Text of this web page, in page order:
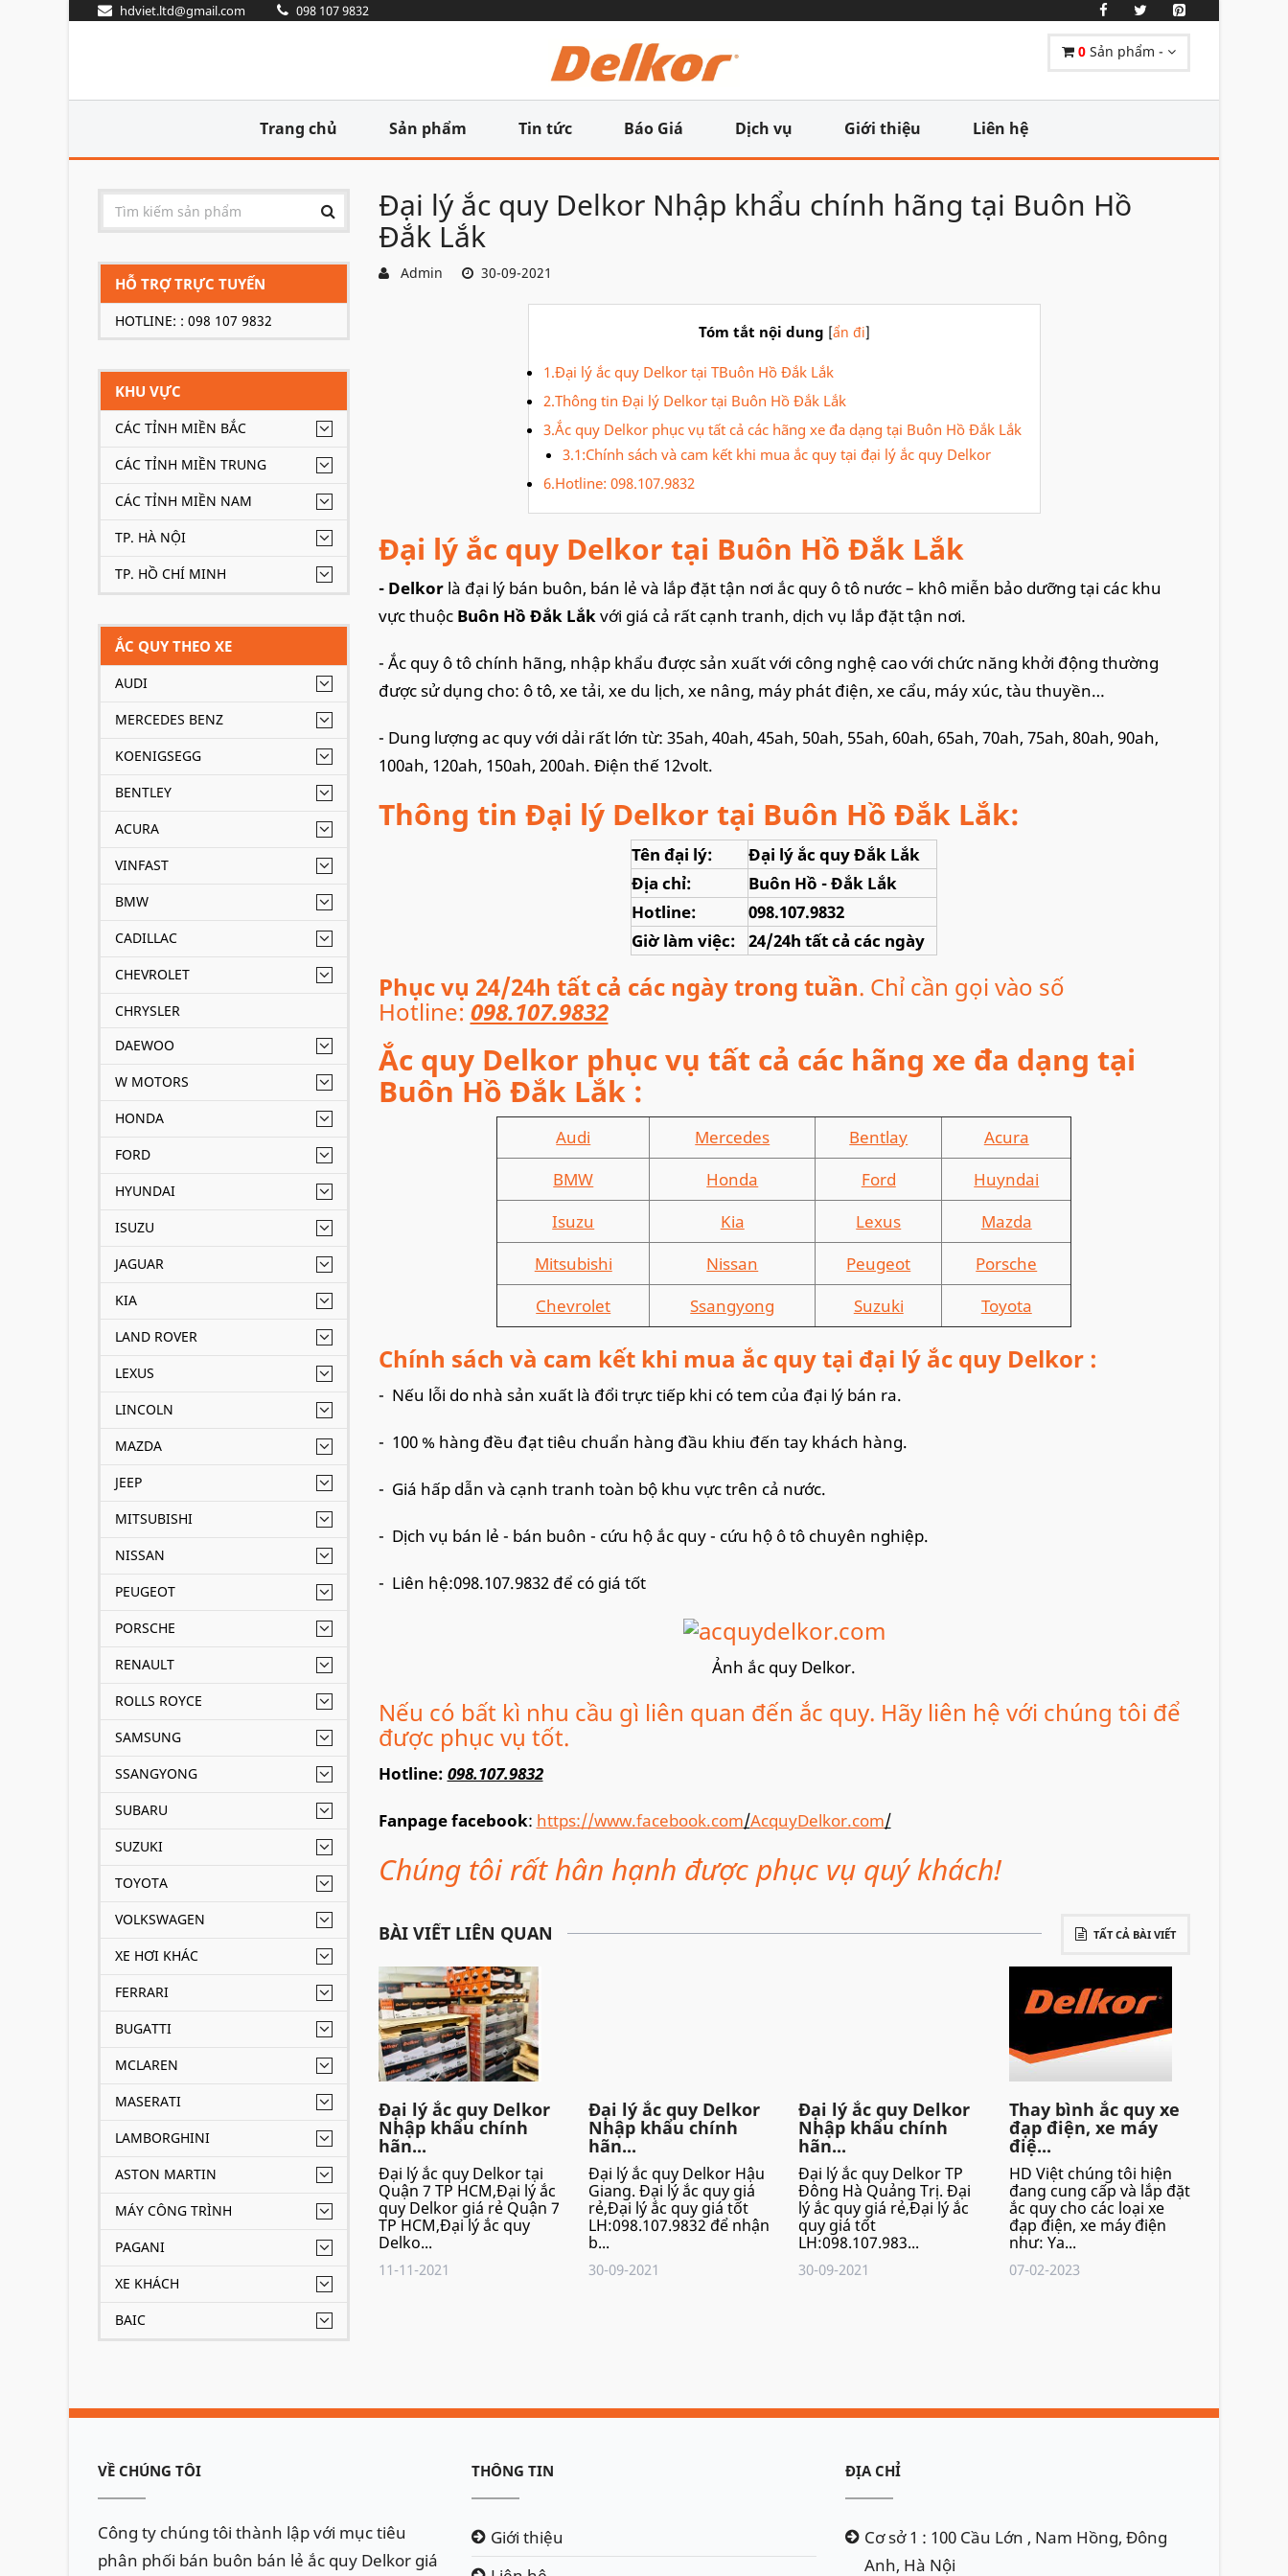
hdviet.ltd@gmail.com 098 107 9832
0 Sản phẩm -
Trang chủ Sản phẩm Tin tức Báo Giá Dịch vụ Giới thiệu Liên hệ
HỖ TRỢ TRỰC TUYẾN
HOTLINE: : 098 107 9832
KHU VỰC
CÁC TỈNH MIỀN BẮC
CÁC TỈNH MIỀN TRUNG
CÁC TỈNH MIỀN NAM
TP. HÀ NỘI
TP. HỒ CHÍ MINH
ẮC QUY THEO XE
AUDI
MERCEDES BENZ
KOENIGSEGG
BENTLEY
ACURA
VINFAST
BMW
CADILLAC
CHEVROLET
CHRYSLER
DAEWOO
W MOTORS
HONDA
FORD
HYUNDAI
ISUZU
JAGUAR
KIA
LAND ROVER
LEXUS
LINCOLN
MAZDA
JEEP
MITSUBISHI
NISSAN
PEUGEOT
PORSCHE
RENAULT
ROLLS ROYCE
SAMSUNG
SSANGYONG
SUBARU
SUZUKI
TOYOTA
VOLKSWAGEN
XE HƠI KHÁC
FERRARI
BUGATTI
MCLAREN
MASERATI
LAMBORGHINI
ASTON MARTIN
MÁY CÔNG TRÌNH
PAGANI
XE KHÁCH
BAIC
Đại lý ắc quy Delkor Nhập khẩu chính hãng tại Buôn Hồ
Đắk Lắk
Admin 30-09-2021
Tóm tắt nội dung [ẩn đi]
1.Đại lý ắc quy Delkor tại TBuôn Hồ Đắk Lắk
2.Thông tin Đại lý Delkor tại Buôn Hồ Đắk Lắk
3.Ắc quy Delkor phục vụ tất cả các hãng xe đa dạng tại Buôn Hồ Đắk Lắk
3.1:Chính sách và cam kết khi mua ắc quy tại đại lý ắc quy Delkor
6.Hotline: 098.107.9832
Đại lý ắc quy Delkor tại Buôn Hồ Đắk Lắk
- Delkorlà đại lý bán buôn, bán lẻ và lắp đặt tận nơi ắc quy ô tô nước – khô miễn bảo dưỡng tại các khu
vực thuộc Buôn Hồ Đắk Lắkvới giá cả rất cạnh tranh, dịch vụ lắp đặt tận nơi.
- Ắc quy ô tô chính hãng, nhập khẩu được sản xuất với công nghệ cao với chức năng khởi động thường
được sử dụng cho: ô tô, xe tải, xe du lịch, xe nâng, máy phát điện, xe cẩu, máy xúc, tàu thuyền…
- Dung lượng ac quy với dải rất lớn từ: 35ah, 40ah, 45ah, 50ah, 55ah, 60ah, 65ah, 70ah, 75ah, 80ah, 90ah,
100ah, 120ah, 150ah, 200ah. Điện thế 12volt.
Thông tin Đại lý Delkor tại Buôn Hồ Đắk Lắk:
Tên đại lý:
Đại lý ắc quy Đắk Lắk
Địa chỉ:
Buôn Hồ - Đắk Lắk
Hotline:
098.107.9832
Giờ làm việc: 24/24h tất cả các ngày
Phục vụ 24/24h tất cả các ngày trong tuần. Chỉ cần gọi vào số
Hotline: 098.107.9832
Ắc quy Delkor phục vụ tất cả các hãng xe đa dạng tại
Buôn Hồ Đắk Lắk:
Audi Mercedes Bentlay
Acura
BMW
Honda Ford
Huyndai
Isuzu
Kia Lexus
Mazda
Mitsubishi
Nissan Peugeot
Porsche
Chevrolet
Ssangyong Suzuki Toyota
Chính sách và cam kết khi mua ắc quy tại đại lý ắc quy Delkor :
- Nếu lỗi do nhà sản xuất là đổi trực tiếp khi có tem của đại lý bán ra.
- 100 % hàng đều đạt tiêu chuẩn hàng đầu khiu đến tay khách hàng.
- Giá hấp dẫn và cạnh tranh toàn bộ khu vực trên cả nước.
- Dịch vụ bán lẻ - bán buôn - cứu hộ ắc quy - cứu hộ ô tô chuyên nghiệp.
- Liên hệ:098.107.9832 để có giá tốt
Ảnh ắc quy Delkor.
Nếu có bất kì nhu cầu gì liên quan đến ắc quy. Hãy liên hệ với chúng tôi để
được phục vụ tốt.
Hotline: 098.107.9832
Fanpage facebook: https://www.facebook.com/AcquyDelkor.com/
Chúng tôi rất hân hạnh được phục vụ quý khách!
TẤT CẢ BÀI VIẾT
BÀI VIẾT LIÊN QUAN
Đại lý ắc quy Delkor
Nhập khẩu chính
hãn...
Đại lý ắc quy Delkor tại
Quận 7 TP HCM,Đại lý ắc
quy Delkor giá rẻ Quận 7
TP HCM,Đại lý ắc quy
Delko...
11-11-2021
Đại lý ắc quy Delkor
Nhập khẩu chính
hãn...
Đại lý ắc quy Delkor Hậu
Giang. Đại lý ắc quy giá
rẻ,Đại lý ắc quy giá tốt
LH:098.107.9832 để nhận
b...
30-09-2021
Đại lý ắc quy Delkor
Nhập khẩu chính
hãn...
Đại lý ắc quy Delkor TP
Đông Hà Quảng Trị. Đại
lý ắc quy giá rẻ,Đại lý ắc
quy giá tốt
LH:098.107.983...
30-09-2021
Thay bình ắc quy xe
đạp điện, xe máy
điệ...
HD Việt chúng tôi hiện
đang cung cấp và lắp đặt
ắc quy cho các loại xe
đạp điện, xe máy điện
như: Ya...
07-02-2023
VỀ CHÚNG TÔI
Công ty chúng tôi thành lập với mục tiêu
phân phối bán buôn bán lẻ ắc quy Delkor giá
THÔNG TIN
Giới thiệu
ĐỊA CHỈ
Cơ sở 1 : 100 Cầu Lớn , Nam Hồng, Đông
Anh, Hà Nội